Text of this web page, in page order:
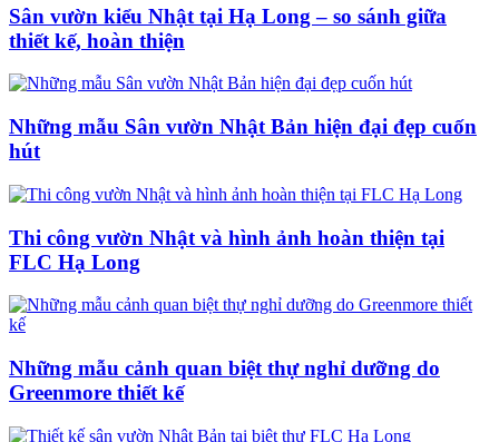
Sân vườn kiểu Nhật tại Hạ Long – so sánh giữa
thiết kế, hoàn thiện
Những mẫu Sân vườn Nhật Bản hiện đại đẹp cuốn
hút
Thi công vườn Nhật và hình ảnh hoàn thiện tại
FLC Hạ Long
Những mẫu cảnh quan biệt thự nghỉ dưỡng do
Greenmore thiết kế